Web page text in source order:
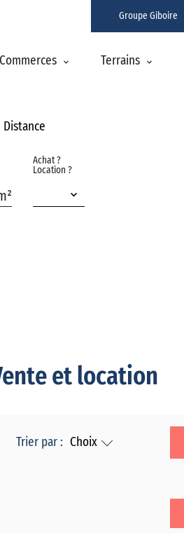
Terrains
Groupe Giboire
Distance
Achat ?
Location ?
et location
Trier par : Choix